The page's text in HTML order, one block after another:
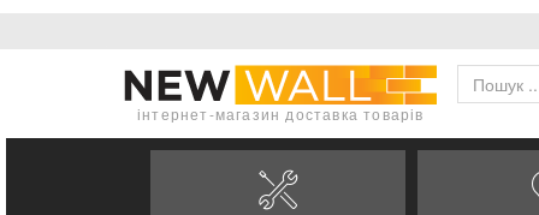
інтернет-магазин доставка товарів